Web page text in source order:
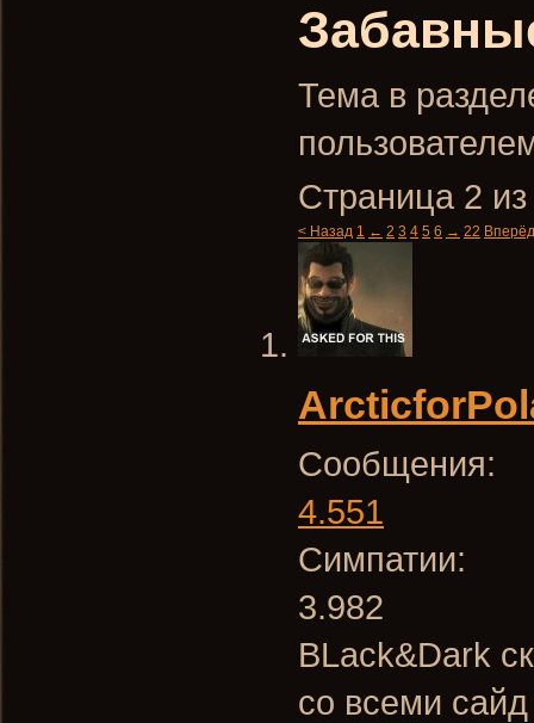
Тема в
Страница 2
< Назад 1 ← 2 3 4 5 6 → 22
Сообщения:
4.551
Симпатии:
3.982
BLack&Dark
со всеми